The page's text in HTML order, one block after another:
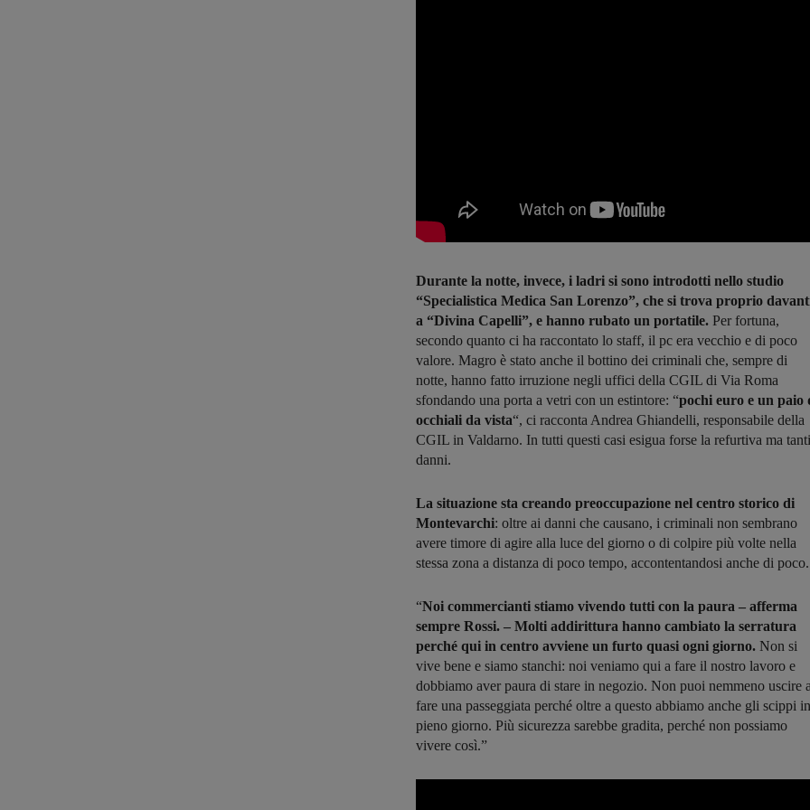
Durante la notte, invece, i ladri si sono introdotti nello studio
“Specialistica Medica San Lorenzo”, che si trova proprio
a “Divina Capelli”, e hanno rubato un portatile. Per fortuna,
secondo quanto ci ha raccontato lo staff, il pc era vecchio e di poco
valore. Magro è stato anche il bottino dei criminali che, sempre di
notte, hanno fatto irruzione negli uffici della CGIL di Via Roma
sfondando una porta a vetri con un estintore: “pochi euro e un paio
occhiali da vista“, ci racconta Andrea Ghiandelli, responsabile della
CGIL in Valdarno. In tutti questi casi esigua forse la refurtiva ma
danni.
La situazione sta creando preoccupazione nel centro storico di
Montevarchi: oltre ai danni che causano, i criminali non sembrano
avere timore di agire alla luce del giorno o di colpire più volte nella
stessa zona a distanza di poco tempo, accontentandosi anche di poco.
“Noi commercianti stiamo vivendo tutti con la paura – afferma
sempre Rossi. – Molti addirittura hanno cambiato la serratura
perché qui in centro avviene un furto quasi ogni giorno. Non si
vive bene e siamo stanchi: noi veniamo qui a fare il nostro lavoro e
dobbiamo aver paura di stare in negozio. Non puoi nemmeno uscire
fare una passeggiata perché oltre a questo abbiamo anche gli scippi in
pieno giorno. Più sicurezza sarebbe gradita, perché non possiamo
vivere così.”